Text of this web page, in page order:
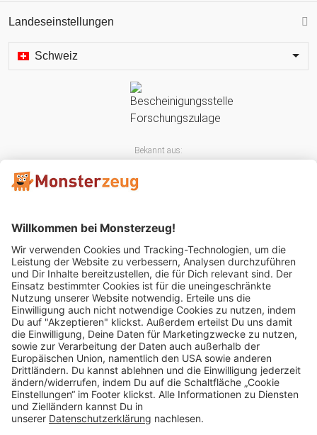
Landeseinstellungen
Schweiz
Bekannt aus:
Mitglied im:
Impressum AGB Widerrufsbelehrung